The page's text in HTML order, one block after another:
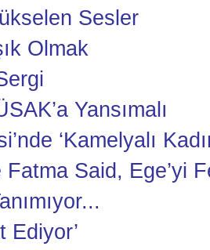
Sesler
Olmak
Yansımalı
‘Kamelyalı
Said, Ege’yi
Ediyor’